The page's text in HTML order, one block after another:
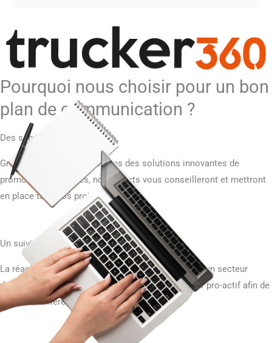
Pourquoi nous choisir pour un bon
plan de communication ?
Des services professionnels
Grâce à notre expérience dans des solutions innovantes de
promotion des ventes, nos experts vous conseilleront et mettront
en place tous vos projets.
Un suivi rapide et efficace
La réactivité : Le secteur de la communication est un secteur
dynamique, il est donc important d’être réactif voir pro-actif afin de
saisir les différentes opportunités.